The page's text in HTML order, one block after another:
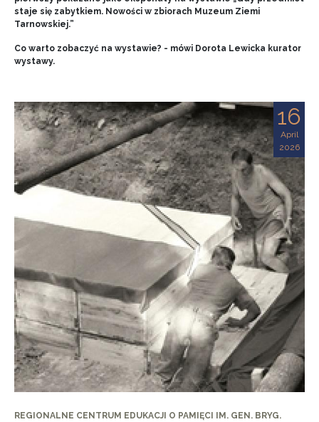
staje się zabytkiem. Nowości w zbiorach Muzeum Ziemi
Tarnowskiej.”
Co warto zobaczyć na wystawie? - mówi Dorota Lewicka kurator
wystawy.
16
April
2026
REGIONALNE CENTRUM EDUKACJI O PAMIĘCI IM. GEN. BRYG.